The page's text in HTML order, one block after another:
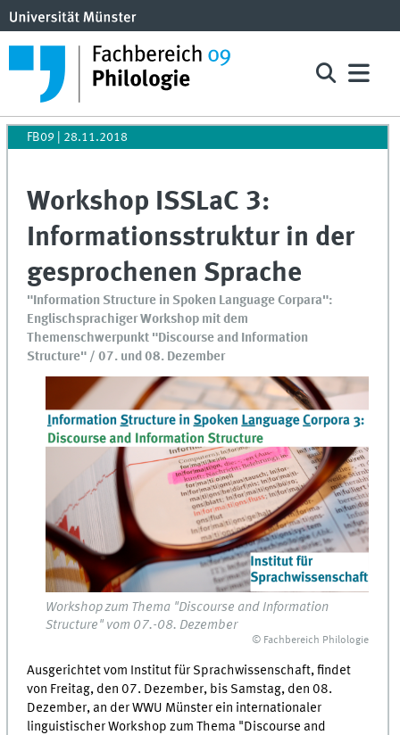
FB09 28.11.2018
Workshop ISSLaC 3:
Informationsstruktur in der
gesprochenen Sprache
"Information Structure in Spoken Language Corpara":
Englischsprachiger Workshop mit dem
Themenschwerpunkt "Discourse and Information
Structure" / 07. und 08. Dezember
Workshop zum Thema "Discourse and Information
Structure" vom 07.-08. Dezember
© Fachbereich Philologie
Ausgerichtet vom Institut für Sprachwissenschaft, findet
von Freitag, den 07. Dezember, bis Samstag, den 08.
Dezember, an der WWU Münster ein internationaler
linguistischer Workshop zum Thema "Discourse and